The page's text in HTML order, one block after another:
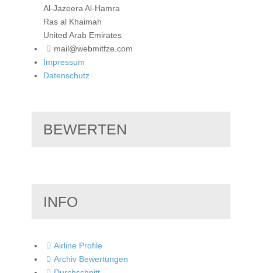
Al-Jazeera Al-Hamra
Ras al Khaimah
United Arab Emirates
mail@webmitfze.com
Impressum
Datenschutz
BEWERTEN
INFO
Airline Profile
Archiv Bewertungen